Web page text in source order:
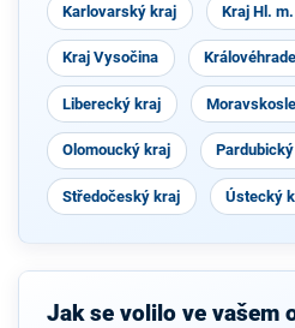
Karlovarský kraj Kraj Hl.
Kraj Vysočina
Liberecký kraj
Olomoucký kraj
Středočeský kraj Ústecký
Jak se volilo ve vašem